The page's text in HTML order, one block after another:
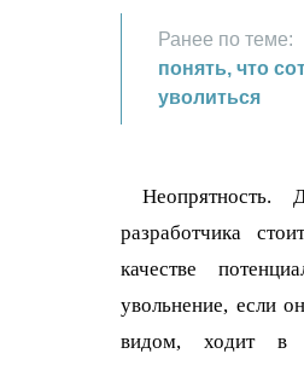
Ранее по теме:
понять, что
уволиться
Неопрятность.
разработчика
качестве
увольнение, если
видом, ходит в